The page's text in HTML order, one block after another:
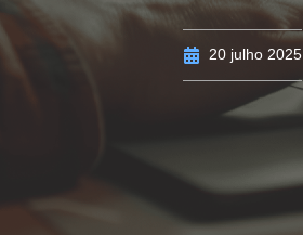
20 julho 2025